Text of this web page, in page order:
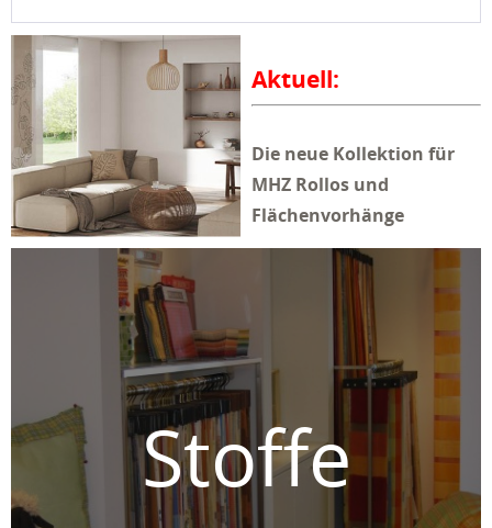
Stoffe
Aktuell:
Die neue Kollektion für
MHZ Rollos und
Flächenvorhänge
Stilvoll, modern und
inspirierend: Die Discover
Style-Kollektion lädt Sie ein,
Ihren Räumen Individualität
und Wohnlichkeit zu verleihen.
Entdecken Sie erlesene
Unistoffe in verschiedenen
Transparenzen, ausgefallene
Prints und Strukturen,
Recycling-Qualitäten sowie
Gewebe mit funktionalen